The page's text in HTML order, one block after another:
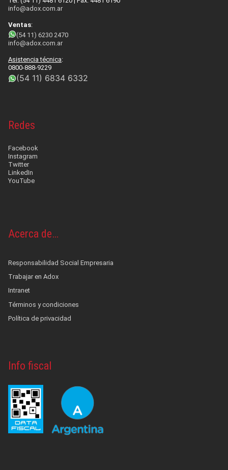
info@adox.com.ar
Ventas:
(54 11) 6230 2470
info@adox.com.ar
Asistencia técnica:
0800-888-9229
(54 11) 6834 6332
Redes
Facebook
Instagram
Twitter
LinkedIn
YouTube
Acerca de…
Responsabilidad Social Empresaria
Trabajar en Adox
Intranet
Términos y condiciones
Política de privacidad
Info fiscal